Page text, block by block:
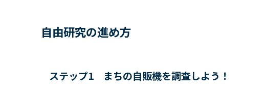
自由研究の進め方
ステップ1 まちの自販機を調査しよう！